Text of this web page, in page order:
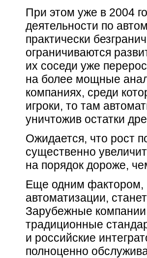
При этом уже в 2004
деятельности по
практически
ограничиваются
их соседи уже
на более мощные
компаниях, среди
игроки, то там
уничтожив остатки
Ожидается, что рост
существенно
на порядок дороже,
Еще одним фактором,
автоматизации,
Зарубежные
традиционные
и российские
полноценно